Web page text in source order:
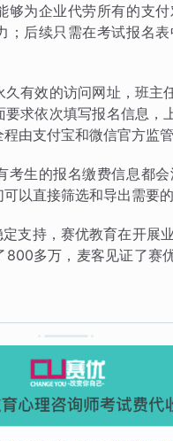
够为企业代劳所有的支
；后续只需在考试报名
有效的访问网址，班主
求依次填写报名信息
由支付宝和微信官方监管
考生的报名缴费信息都
以直接筛选和导出需要
支持，赛优教育在开展
800多万，麦客见证了赛